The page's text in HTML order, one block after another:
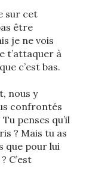
sur cet
être
je ne vois
t’attaquer à
c’est bas.
nous y
confrontés
penses qu’il
? Mais tu as
que pour lui
C’est